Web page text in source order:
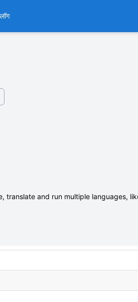
and run multiple languages,